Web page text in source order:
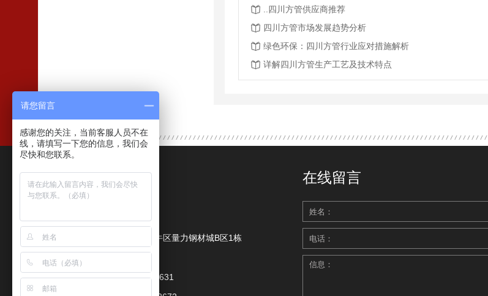
..四川方管供应商推荐
四川方管市场发展趋势分析
绿色环保：四川方管行业应对措施解析
详解四川方管生产工艺及技术特点
联系我们
成都市金牛区量力钢材城B区1栋
联系人：
手机：18080079631
在线留言
请您留言
感谢您的关注，当前客服人员不在
线，请填写一下您的信息，我们会
尽快和您联系。